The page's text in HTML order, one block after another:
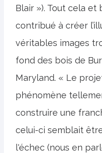
Blair »). Tout cela et
contribué à créer
véritables images
fond des bois de
Maryland. « Le
phénomène
construire une
celui-ci semblait
l'échec (nous en